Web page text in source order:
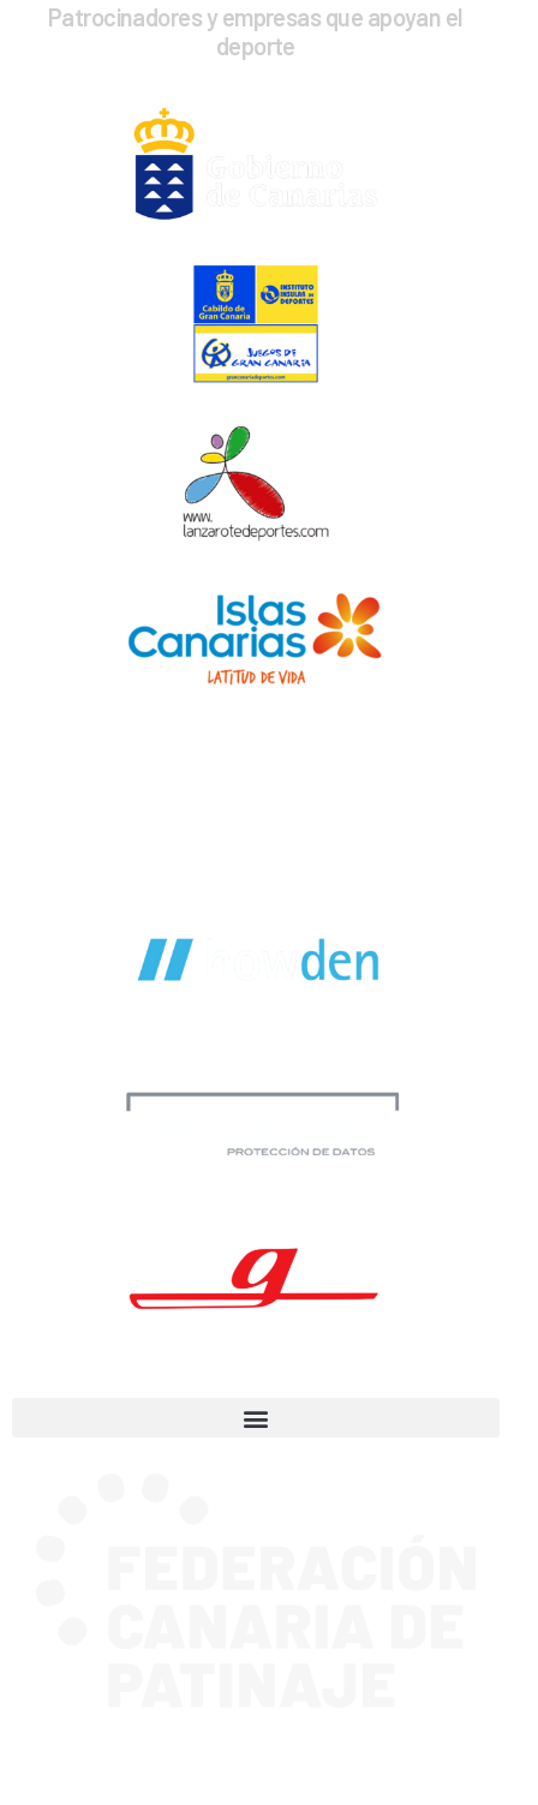
Patrocinadores y empresas que apoyan el
deporte